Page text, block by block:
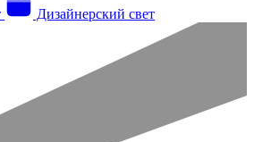
Дизайнерский свет